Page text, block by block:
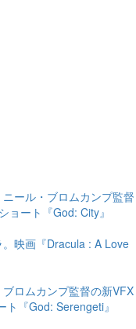
ール・ブロムカンプ監督
ョート『God: City』
映画『Dracula : A Love
ロムカンプ監督の新VFX
『God: Serengeti』